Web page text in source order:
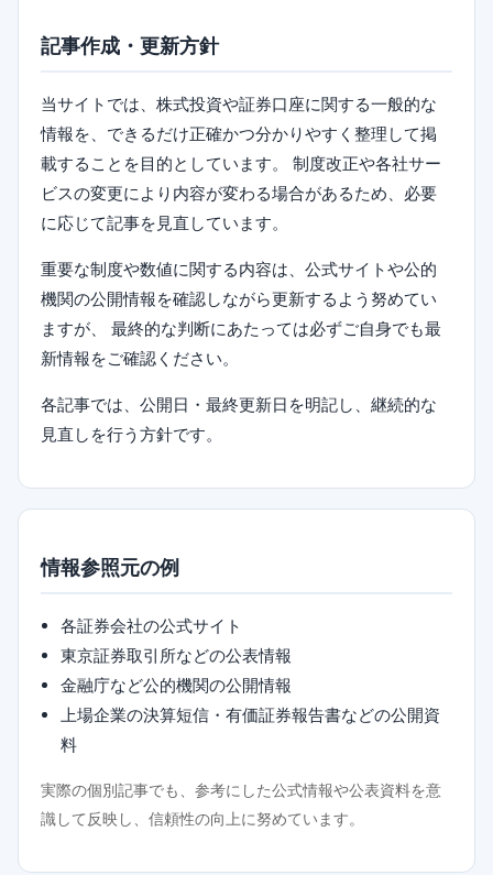
記事作成・更新方針
当サイトでは、株式投資や証券口座に関する一般的な
情報を、できるだけ正確かつ分かりやすく整理して掲
載することを目的としています。 制度改正や各社サー
ビスの変更により内容が変わる場合があるため、必要
に応じて記事を見直しています。
重要な制度や数値に関する内容は、公式サイトや公的
機関の公開情報を確認しながら更新するよう努めてい
ますが、 最終的な判断にあたっては必ずご自身でも最
新情報をご確認ください。
各記事では、公開日・最終更新日を明記し、継続的な
見直しを行う方針です。
情報参照元の例
各証券会社の公式サイト
東京証券取引所などの公表情報
金融庁など公的機関の公開情報
上場企業の決算短信・有価証券報告書などの公開資
料
実際の個別記事でも、参考にした公式情報や公表資料を意
識して反映し、信頼性の向上に努めています。